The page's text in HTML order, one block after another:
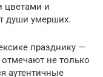
цветами и
души умерших.
празднику —
не только
аутентичные